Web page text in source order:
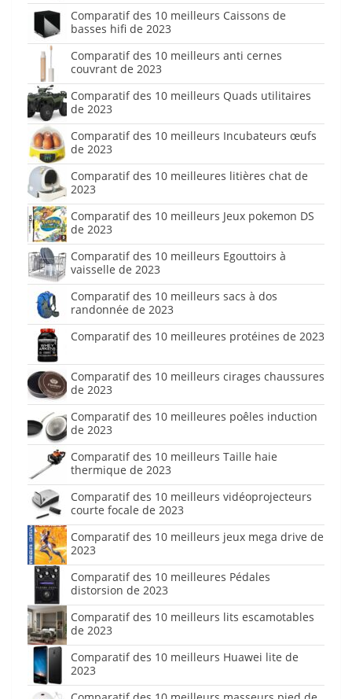
Comparatif des 10 meilleurs Caissons de
basses hifi de 2023
Comparatif des 10 meilleurs anti cernes
couvrant de 2023
Comparatif des 10 meilleurs Quads utilitaires
de 2023
Comparatif des 10 meilleurs Incubateurs œufs
de 2023
Comparatif des 10 meilleures litières chat de
2023
Comparatif des 10 meilleurs Jeux pokemon DS
de 2023
Comparatif des 10 meilleurs Egouttoirs à
vaisselle de 2023
Comparatif des 10 meilleurs sacs à dos
randonnée de 2023
Comparatif des 10 meilleures protéines de 2023
Comparatif des 10 meilleurs cirages chaussures
de 2023
Comparatif des 10 meilleures poêles induction
de 2023
Comparatif des 10 meilleurs Taille haie
thermique de 2023
Comparatif des 10 meilleurs vidéoprojecteurs
courte focale de 2023
Comparatif des 10 meilleurs jeux mega drive de
2023
Comparatif des 10 meilleures Pédales
distorsion de 2023
Comparatif des 10 meilleurs lits escamotables
de 2023
Comparatif des 10 meilleurs Huawei lite de
2023